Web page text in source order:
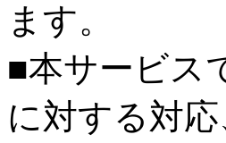
ます。
■本サービス
に対する対